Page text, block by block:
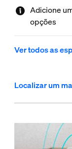
Adicione
opções
Ver todos as
Localizar um